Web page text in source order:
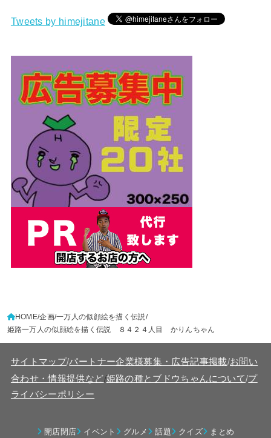
Tweets by himejitane
HOME 企画 一万人の似顔絵を描く伝説
姫路一万人の似顔絵を描く伝説 ８４２４人目 かりんちゃん
サイトマップ/パートナー企業様募集・広告記事掲載/お問い
合わせ・情報提供など/姫路の種とブドウちゃんについて/プ
ライバシーポリシー
開店閉店 イベント グルメ 話題 クイズ まとめ